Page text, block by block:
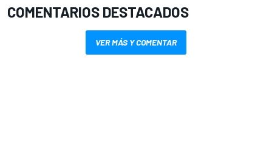
COMENTARIOS DESTACADOS
VER MÁS Y COMENTAR